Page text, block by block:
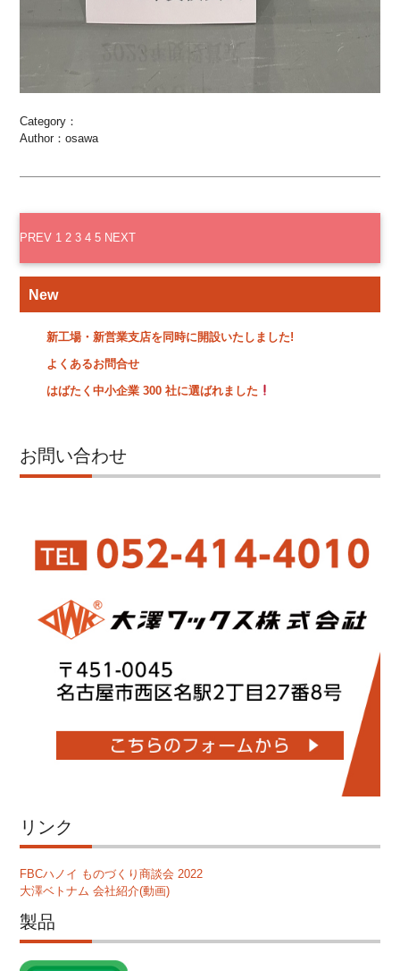
Category：
Author：osawa
PREV 1 2 3 4 5 NEXT
New
新工場・新営業支店を同時に開設いたしました!
よくあるお問合せ
はばたく中小企業 300 社に選ばれました
お問い合わせ
リンク
FBCハノイ ものづくり商談会 2022
大澤ベトナム 会社紹介(動画)
製品